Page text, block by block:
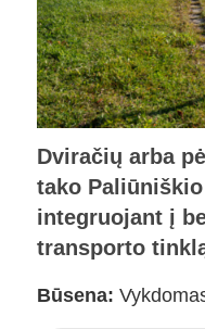
Dviračių arba
tako
integruojant į
transporto
Būsena: